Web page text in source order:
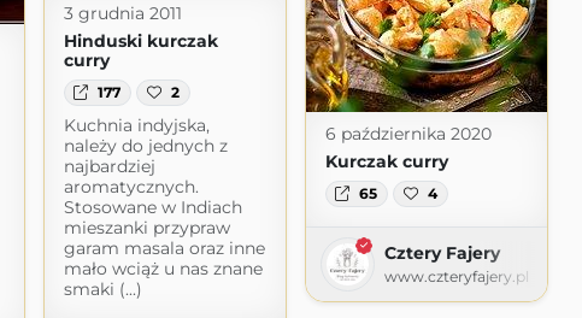
3 grudnia 2011
Hinduski kurczak
curry
177 2
Kuchnia indyjska,
należy do jednych z
najbardziej
aromatycznych.
Stosowane w Indiach
mieszanki przypraw
garam masala oraz inne
mało wciąż u nas znane
smaki (...)
6 października 2020
Kurczak curry
65 4
Cztery Fajery
www.czteryfajery.pl